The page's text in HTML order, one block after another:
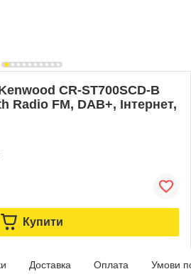
CR-ST700SCD-B
Radio FM, DAB+, Інтернет,
Купити
Доставка Оплата Умови